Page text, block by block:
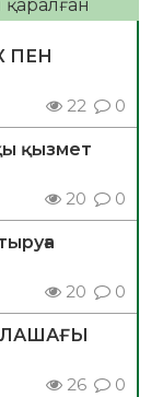
қаралған
ПЕН
22 0
қызмет
20 0
20 0
26 0